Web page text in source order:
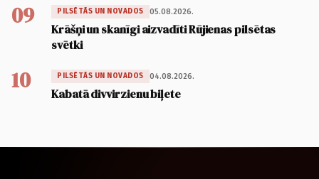
09 PILSĒTĀS UN NOVADOS 05.08.2026.
Krāšņi un skanīgi aizvadīti Rūjienas pilsētas
svētki
10 PILSĒTĀS UN NOVADOS 04.08.2026.
Kabatā divvirzienu biļete